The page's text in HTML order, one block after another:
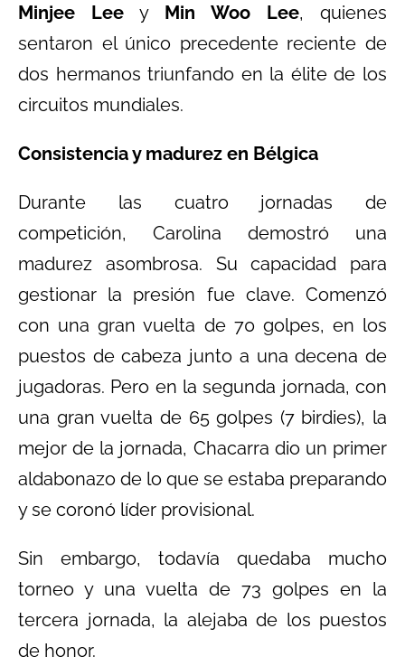
Minjee Lee y Min Woo Lee, quienes
sentaron el único precedente reciente de
dos hermanos triunfando en la élite de los
circuitos mundiales.
Consistencia y madurez en Bélgica
Durante las cuatro jornadas de
competición, Carolina demostró una
madurez asombrosa. Su capacidad para
gestionar la presión fue clave. Comenzó
con una gran vuelta de 70 golpes, en los
puestos de cabeza junto a una decena de
jugadoras. Pero en la segunda jornada, con
una gran vuelta de 65 golpes (7 birdies), la
mejor de la jornada, Chacarra dio un primer
aldabonazo de lo que se estaba preparando
y se coronó líder provisional.
Sin embargo, todavía quedaba mucho
torneo y una vuelta de 73 golpes en la
tercera jornada, la alejaba de los puestos
de honor.